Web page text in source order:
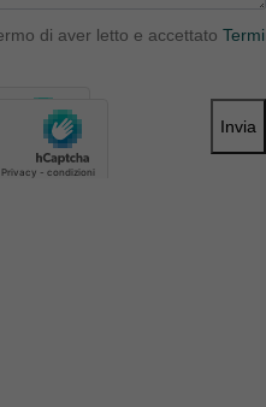
di aver letto e accettato
Invia